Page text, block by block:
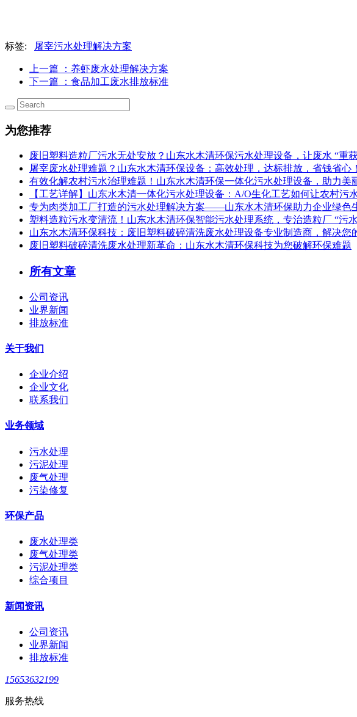
标签: 屠宰污水处理解决方案
上一篇
：养虾废水处理解决方案
下一篇
：食品加工废水排放标准
为您推荐
废旧塑料造粒厂污水无处安放？山东水木清环保污水处理设备，让废水 “重
屠宰废水处理难题？山东水木清环保设备：高效处理，达标排放，省钱省心！
有效化解农村污水治理难题！山东水木清环保一体化污水处理设备，助力美
【工艺详解】山东水木清一体化污水处理设备：A/O生化工艺如何让农村污
专为肉类加工厂打造的污水处理解决方案——山东水木清环保助力企业绿色
塑料造粒污水变清流！山东水木清环保智能污水处理系统，专治造粒厂 “污
山东水木清环保科技：废旧塑料破碎清洗废水处理设备专业制造商，解决您
废旧塑料破碎清洗废水处理新革命：山东水木清环保科技为您破解环保难题
所有文章
公司资讯
业界新闻
排放标准
关于我们
企业介绍
企业文化
联系我们
业务领域
污水处理
污泥处理
废气处理
污染修复
环保产品
废水处理类
废气处理类
污泥处理类
综合项目
新闻资讯
公司资讯
业界新闻
排放标准
15653632199
服务热线